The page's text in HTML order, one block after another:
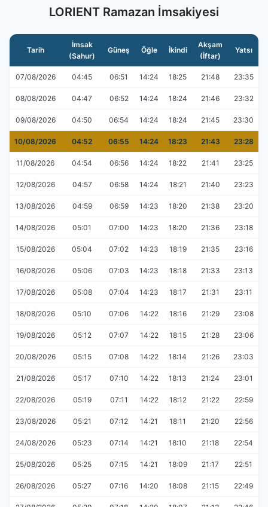
LORIENT Ramazan İmsakiyesi
Tarih
İmsak
(Sahur)
Güneş Öğle İkindi
Akşam
(İftar)
Yatsı
07/08/2026 04:45 06:51 14:24 18:25 21:48 23:35
08/08/2026 04:47 06:52 14:24 18:24 21:46 23:32
09/08/2026 04:50 06:54 14:24 18:24 21:45 23:30
10/08/2026 04:52 06:55 14:24 18:23 21:43 23:28
11/08/2026 04:54 06:56 14:24 18:22 21:41 23:25
12/08/2026 04:57 06:58 14:24 18:21 21:40 23:23
13/08/2026 04:59 06:59 14:23 18:20 21:38 23:20
14/08/2026 05:01 07:00 14:23 18:20 21:36 23:18
15/08/2026 05:04 07:02 14:23 18:19 21:35 23:16
16/08/2026 05:06 07:03 14:23 18:18 21:33 23:13
17/08/2026 05:08 07:04 14:23 18:17 21:31 23:11
18/08/2026 05:10 07:06 14:22 18:16 21:29 23:08
19/08/2026 05:12 07:07 14:22 18:15 21:28 23:06
20/08/2026 05:15 07:08 14:22 18:14 21:26 23:03
21/08/2026 05:17 07:10 14:22 18:13 21:24 23:01
22/08/2026 05:19 07:11 14:22 18:12 21:22 22:59
23/08/2026 05:21 07:12 14:21 18:11 21:20 22:56
24/08/2026 05:23 07:14 14:21 18:10 21:18 22:54
25/08/2026 05:25 07:15 14:21 18:09 21:17 22:51
26/08/2026 05:27 07:16 14:20 18:08 21:15 22:49